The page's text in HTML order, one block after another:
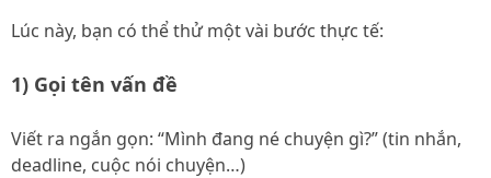
Lúc này, bạn có thể thử một vài bước thực tế:
1) Gọi tên vấn đề
Viết ra ngắn gọn: “Mình đang né chuyện gì?” (tin nhắn,
deadline, cuộc nói chuyện…)